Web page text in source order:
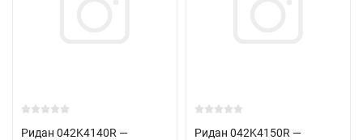
Ридан 042K4140R —
Ридан 042K4150R —